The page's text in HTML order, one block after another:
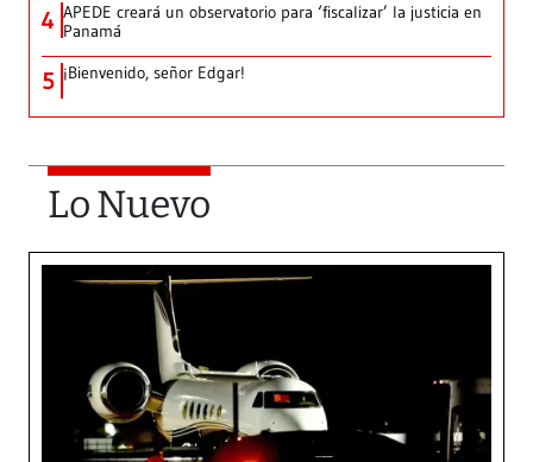
4 APEDE creará un observatorio para ‘fiscalizar’ la justicia en
Panamá
5 ¡Bienvenido, señor Edgar!
Lo Nuevo